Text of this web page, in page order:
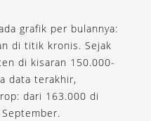
grafik per bulannya:
di titik kronis. Sejak
di kisaran 150.000-
data terakhir,
dari 163.000 di